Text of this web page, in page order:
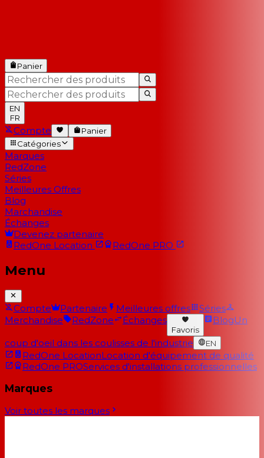
Panier
EN
FR
Compte
Panier
Catégories
Marques
RedZone
Séries
Meilleures Offres
Blog
Marchandise
Échanges
Devenez partenaire
RedOne Location RedOne PRO
Menu
Compte Partenaire Meilleures offres
Séries
Merchandise
RedZone Échanges
Favoris
BlogUn
coup d'oeil dans les coulisses de l'industrie EN
RedOne LocationLocation d'équipement de qualité
RedOne PROServices d'installations professionnelles
Marques
Voir toutes les marques